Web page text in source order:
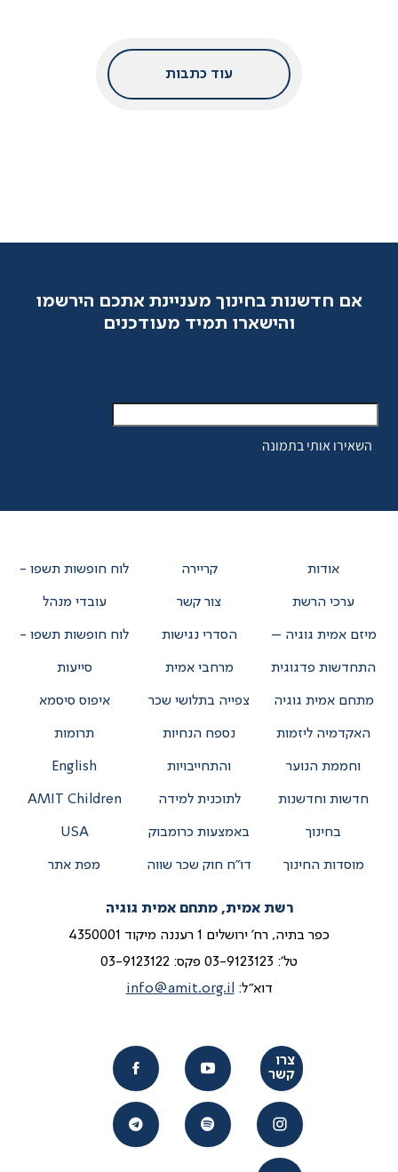
עוד כתבות
אם חדשנות בחינוך מעניינת אתכם הירשמו
והישארו תמיד מעודכנים
אודות
ערכי הרשת
מיזם אמית גוגיה –
התחדשות פדגוגית
מתחם אמית גוגיה
האקדמיה ליזמות
וחממת הנוער
חדשות וחדשנות
בחינוך
מוסדות החינוך
קריירה
צור קשר
הסדרי נגישות
מרחבי אמית
צפייה בתלושי שכר
נספח הנחיות
והתחייבויות
לתוכנית למידה
באמצעות כרומבוק
דו”ח חוק שכר שווה
לוח חופשות תשפו -
עובדי מנהל
לוח חופשות תשפו -
סייעות
איפוס סיסמא
תרומות
English
AMIT Children
USA
מפת אתר
רשת אמית, מתחם אמית גוגיה
כפר בתיה, רח' ירושלים 1 רעננה מיקוד 4350001
טל': 03-9123123 פקס: 03-9123122
דוא"ל:
info@amit.org.il
צרו
קשר